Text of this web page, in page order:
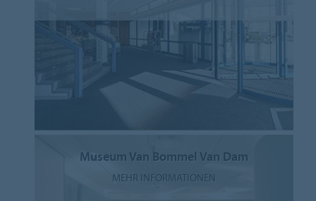
Museum Van Bommel Van Dam
MEHR INFORMATIONEN